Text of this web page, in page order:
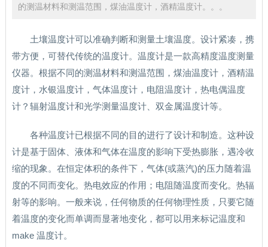
的测温材料和测温范围，煤油温度计，酒精温度计。。。
土壤温度计可以准确判断和测量土壤温度。设计紧凑，携
带方便，可替代传统的温度计。温度计是一款高精度温度测量
仪器。根据不同的测温材料和测温范围，煤油温度计，酒精温
度计，水银温度计，气体温度计，电阻温度计，热电偶温度
计？辐射温度计和光学测量温度计、双金属温度计等。
各种温度计已根据不同的目的进行了设计和制造。这种设
计是基于固体、液体和气体在温度的影响下受热膨胀，遇冷收
缩的现象。在恒定体积的条件下，气体(或蒸汽)的压力随着温
度的不同而变化。热电效应的作用；电阻随温度而变化。热辐
射等的影响。一般来说，任何物质的任何物理性质，只要它随
着温度的变化而单调而显著地变化，都可以用来标记温度和
make 温度计。